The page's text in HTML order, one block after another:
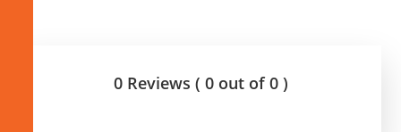
0 Reviews ( 0 out of 0 )